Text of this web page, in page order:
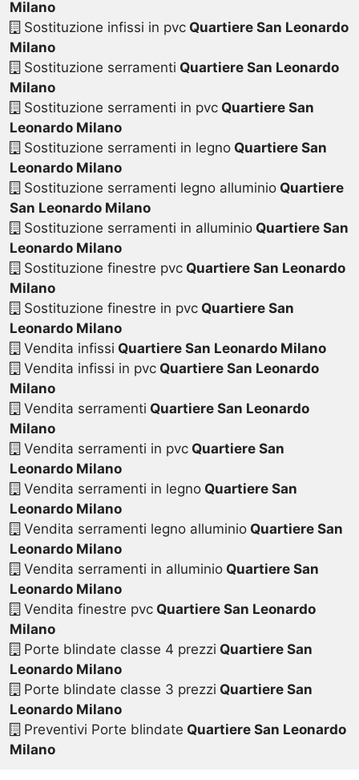
Milano
Sostituzione infissi in pvcQuartiere San Leonardo
Milano
Sostituzione serramenti Quartiere San Leonardo
Milano
Sostituzione serramenti in pvcQuartiere San
Leonardo Milano
Sostituzione serramenti in legnoQuartiere San
Leonardo Milano
Sostituzione serramenti legno alluminioQuartiere
San Leonardo Milano
Sostituzione serramenti in alluminioQuartiere San
Leonardo Milano
Sostituzione finestre pvcQuartiere San Leonardo
Milano
Sostituzione finestre in pvcQuartiere San
Leonardo Milano
Vendita infissi Quartiere San Leonardo Milano
Vendita infissi in pvcQuartiere San Leonardo
Milano
Vendita serramenti Quartiere San Leonardo
Milano
Vendita serramenti in pvcQuartiere San
Leonardo Milano
Vendita serramenti in legnoQuartiere San
Leonardo Milano
Vendita serramenti legno alluminioQuartiere San
Leonardo Milano
Vendita serramenti in alluminioQuartiere San
Leonardo Milano
Vendita finestre pvcQuartiere San Leonardo
Milano
Porte blindate classe 4 prezzi Quartiere San
Leonardo Milano
Porte blindate classe 3 prezzi Quartiere San
Leonardo Milano
Preventivi Porte blindate Quartiere San Leonardo
Milano